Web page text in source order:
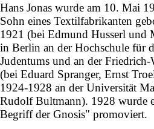
Hans Jonas wurde am 10. Mai
Sohn eines Textilfabrikanten
1921 (bei Edmund Husserl und
in Berlin an der Hochschule für
Judentums und an der
(bei Eduard Spranger, Ernst
1924-1928 an der Universität
Rudolf Bultmann). 1928 wurde
Begriff der Gnosis" promoviert.